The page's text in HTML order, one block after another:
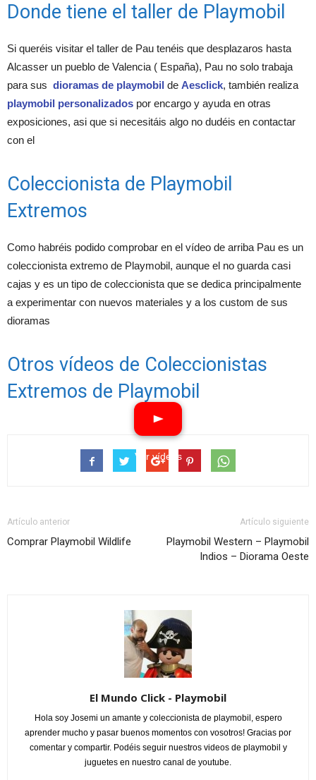
Donde tiene el taller de Playmobil
Si queréis visitar el taller de Pau tenéis que desplazaros hasta
Alcasser un pueblo de Valencia ( España), Pau no solo trabaja
para sus dioramas de playmobil de Aesclick, también realiza
playmobil personalizados por encargo y ayuda en otras
exposiciones, asi que si necesitáis algo no dudéis en contactar
con el
Coleccionista de Playmobil
Extremos
Como habréis podido comprobar en el vídeo de arriba Pau es un
coleccionista extremo de Playmobil, aunque el no guarda casi
cajas y es un tipo de coleccionista que se dedica principalmente
a experimentar con nuevos materiales y a los custom de sus
dioramas
Otros vídeos de Coleccionistas
Extremos de Playmobil
Ver vídeos
Artículo anterior
Comprar Playmobil Wildlife
Artículo siguiente
Playmobil Western – Playmobil
Indios – Diorama Oeste
El Mundo Click - Playmobil
Hola soy Josemi un amante y coleccionista de playmobil, espero
aprender mucho y pasar buenos momentos con vosotros! Gracias por
comentar y compartir. Podéis seguir nuestros videos de playmobil y
juguetes en nuestro canal de youtube.